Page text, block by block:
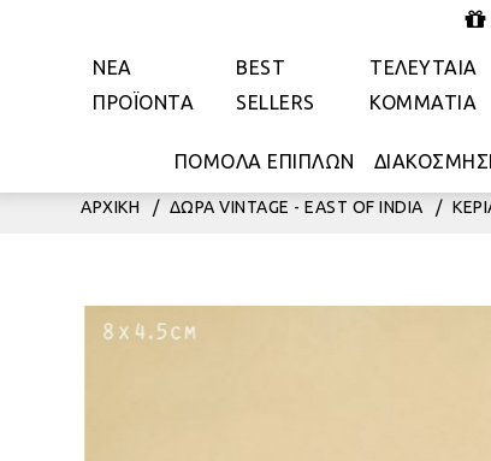
ΝΕΑ
ΠΡΟΪΟΝΤΑ
BEST
SELLERS
ΤΕΛΕΥΤΑΙΑ
ΚΟΜΜΑΤΙΑ
ΠΟΜΟΛΑ ΕΠΙΠΛΩΝ
ΑΡΧΙΚΗ / ΔΩΡΑ VINTAGE - EAST OF INDIA /